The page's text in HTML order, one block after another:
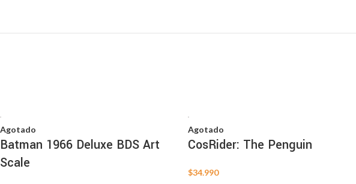
Agotado
Batman 1966 Deluxe BDS Art
Scale
Agotado
CosRider: The Penguin
$34.990